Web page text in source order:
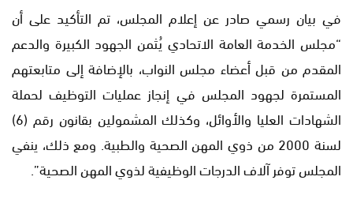
في بيان رسمي صادر عن إعلام المجلس، تم التأكيد على أن
“مجلس الخدمة العامة الاتحادي يُثمن الجهود الكبيرة والدعم
المقدم من قبل أعضاء مجلس النواب، بالإضافة إلى متابعتهم
المستمرة لجهود المجلس في إنجاز عمليات التوظيف لحملة
الشهادات العليا والأوائل، وكذلك المشمولين بقانون رقم (6)
لسنة 2000 من ذوي المهن الصحية والطبية. ومع ذلك، ينفي
المجلس توفر آلاف الدرجات الوظيفية لذوي المهن الصحية”.